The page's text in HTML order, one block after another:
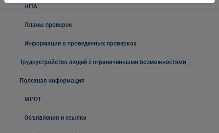
НПА
Планы проверок
Информация о проведенных проверках
Трудоустройство людей с ограниченными возможностями
Полезная информация
МРОТ
Объявления и ссылки